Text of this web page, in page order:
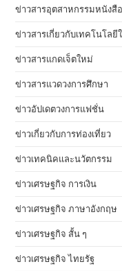
ข่าวสารอุตสาหกรรมหนังสือ
ข่าวสารเกี่ยวกับเทคโนโล
ข่าวสารแกดเจ็ตใหม่
ข่าวสารแวดวงการศึกษา
ข่าวอัปเดตวงการแฟชั่น
ข่าวเกี่ยวกับการท่องเที่ยว
ข่าวเทคนิคและนวัตกรรม
ข่าวเศรษฐกิจ การเงิน
ข่าวเศรษฐกิจ ภาษาอังกฤษ
ข่าวเศรษฐกิจ สั้น ๆ
ข่าวเศรษฐกิจ ไทยรัฐ